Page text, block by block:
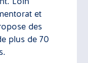
et
des
plus de 70